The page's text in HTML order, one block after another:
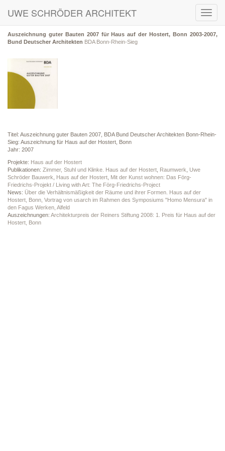
UWE SCHRÖDER ARCHITEKT
Auszeichnung guter Bauten 2007 für Haus auf der Hostert, Bonn 2003-2007,
Bund Deutscher Architekten BDA Bonn-Rhein-Sieg
Titel: Auszeichnung guter Bauten 2007, BDA Bund Deutscher Architekten Bonn-Rhein-
Sieg: Auszeichnung für Haus auf der Hostert, Bonn
Jahr: 2007
Projekte: Haus auf der Hostert
Publikationen: Zimmer, Stuhl und Klinke. Haus auf der Hostert Raumwerk
Uwe
Schröder Bauwerk
Haus auf der Hostert Mit der Kunst wohnen: Das Förg-
Friedrichs-Projekt / Living with Art: The Förg-Friedrichs-Project
News: Über die Verhältnismäßigkeit der Räume und ihrer Formen. Haus auf der
Hostert, Bonn, Vortrag von usarch im Rahmen des Symposiums "Homo Mensura" in
den Fagus Werken, Alfeld
Auszeichnungen: Architekturpreis der Reiners Stiftung 2008: 1. Preis für Haus auf der
Hostert, Bonn